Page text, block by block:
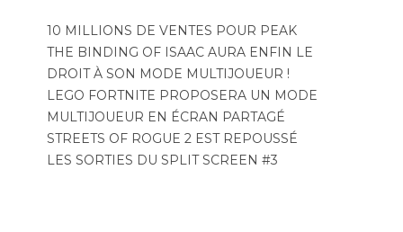
10 MILLIONS DE VENTES POUR PEAK
THE BINDING OF ISAAC AURA ENFIN LE
DROIT À SON MODE MULTIJOUEUR !
LEGO FORTNITE PROPOSERA UN MODE
MULTIJOUEUR EN ÉCRAN PARTAGÉ
STREETS OF ROGUE 2 EST REPOUSSÉ
LES SORTIES DU SPLIT SCREEN #3